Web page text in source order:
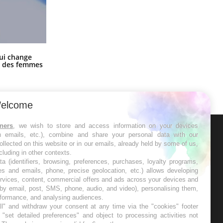
change
femmes
les semaines les meilleures
, we wish to store and access information on your devices
emails, etc.), combine and share your personal data with our
on this website or in our emails, already held by some of us,
in other contexts.
(identifiers, browsing, preferences, purchases, loyalty programs,
and emails, phone, precise geolocation, etc.) allows developing
content, commercial offers and ads across your devices and
email, post, SMS, phone, audio, and video), personalising them,
and analysing audiences.
and withdraw your consent at any time via the "cookies" footer
detailed preferences" and object to processing activities not